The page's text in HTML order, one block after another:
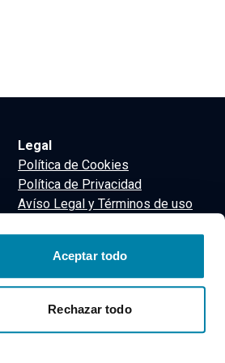
Aceptar todo
Rechazar todo
Legal
Política de Cookies
Política de Privacidad
Avíso Legal y Términos de uso